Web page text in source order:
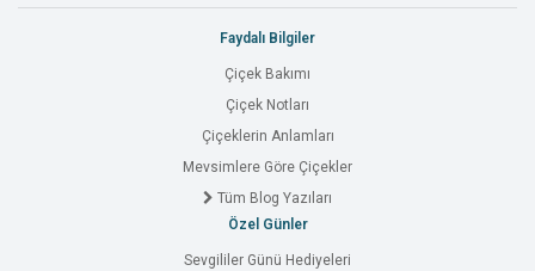
Faydalı Bilgiler
Çiçek Bakımı
Çiçek Notları
Çiçeklerin Anlamları
Mevsimlere Göre Çiçekler
Tüm Blog Yazıları
Özel Günler
Sevgililer Günü Hediyeleri